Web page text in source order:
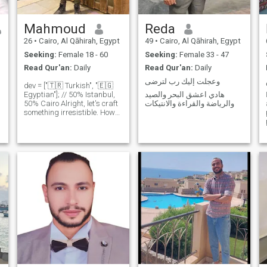
men around the world for a
partner :D :D :D) hopefully
you would see that I am a
nice and a cool person :) In
addition to that, though I am
a little introvert which
matches well with my work,
still I am adventurous and
very social when needed :)
Mahmoud
26 • Cairo, Al Qāhirah, Egypt
Seeking: Female 18 - 60
Read Qur'an: Daily
dev = ["🇹🇷 Turkish", "🇪🇬
Egyptian"]; // 50% Istanbul,
50% Cairo Alright, let's craft
something irresistible. How
who'll charm you over coffee
and keep you guess
Reda
49 • Cairo, Al Qāhirah, Egypt
Seeking: Female 33 - 47
Read Qur'an: Daily
وعجلت إليك رب لترضى
هادي اعشق البحر والصيد
والرياضة والقراءة والانتيكات